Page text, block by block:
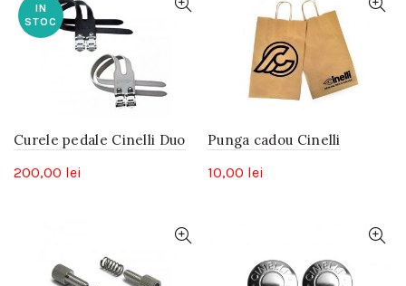
IN
STOC
Curele pedale Cinelli Duo
200,00 lei
Punga cadou Cinelli
10,00 lei